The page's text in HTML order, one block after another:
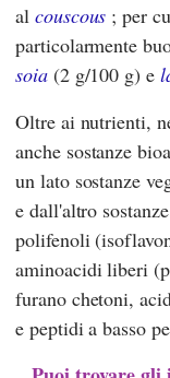
al couscous ; per
particolarmente
soia(2 g/100 g) e
Oltre ai nutrienti,
anche sostanze
un lato sostanze
e dall'altro
polifenoli
aminoacidi liberi
furano chetoni,
e peptidi a basso